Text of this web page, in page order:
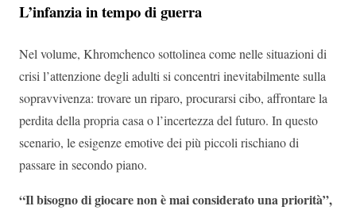
L’infanzia in tempo di guerra
Nel volume, Khromchenco sottolinea come nelle situazioni di
crisi l’attenzione degli adulti si concentri inevitabilmente sulla
sopravvivenza: trovare un riparo, procurarsi cibo, affrontare la
perdita della propria casa o l’incertezza del futuro. In questo
scenario, le esigenze emotive dei più piccoli rischiano di
passare in secondo piano.
“Il bisogno di giocare non è mai considerato una priorità”,